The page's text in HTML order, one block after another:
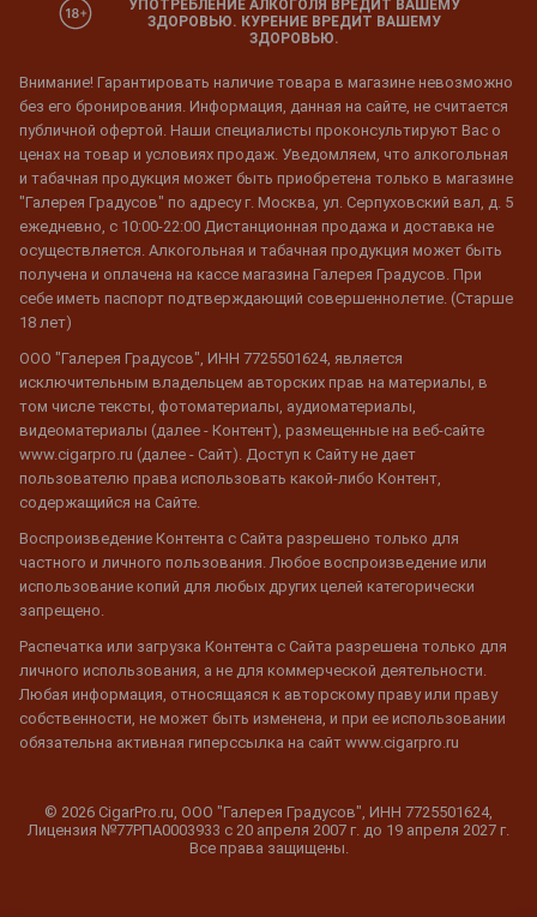
УПОТРЕБЛЕНИЕ АЛКОГОЛЯ ВРЕДИТ ВАШЕМУ
ЗДОРОВЬЮ. КУРЕНИЕ ВРЕДИТ ВАШЕМУ
ЗДОРОВЬЮ.
Внимание! Гарантировать наличие товара в магазине невозможно
без его бронирования. Информация, данная на сайте, не считается
публичной офертой. Наши специалисты проконсультируют Вас о
ценах на товар и условиях продаж. Уведомляем, что алкогольная
и табачная продукция может быть приобретена только в магазине
"Галерея Градусов" по адресу г. Москва, ул. Серпуховский вал, д. 5
ежедневно, с 10:00-22:00 Дистанционная продажа и доставка не
осуществляется. Алкогольная и табачная продукция может быть
получена и оплачена на кассе магазина Галерея Градусов. При
себе иметь паспорт подтверждающий совершеннолетие. (Старше
18 лет)
ООО "Галерея Градусов", ИНН 7725501624, является
исключительным владельцем авторских прав на материалы, в
том числе тексты, фотоматериалы, аудиоматериалы,
видеоматериалы (далее - Контент), размещенные на веб-сайте
www.cigarpro.ru (далее - Сайт). Доступ к Сайту не дает
пользователю права использовать какой-либо Контент,
содержащийся на Сайте.
Воспроизведение Контента с Сайта разрешено только для
частного и личного пользования. Любое воспроизведение или
использование копий для любых других целей категорически
запрещено.
Распечатка или загрузка Контента с Сайта разрешена только для
личного использования, а не для коммерческой деятельности.
Любая информация, относящаяся к авторскому праву или праву
собственности, не может быть изменена, и при ее использовании
обязательна активная гиперссылка на сайт www.cigarpro.ru
© 2026 CigarPro.ru, ООО "Галерея Градусов", ИНН 7725501624,
Лицензия №77РПА0003933 c 20 апреля 2007 г. до 19 апреля 2027 г.
Все права защищены.